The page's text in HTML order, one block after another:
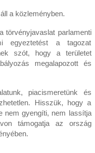
a közleményben.
törvényjavaslat parlamenti
egyeztetést a tagozat
szót, hogy a területet
megalapozott és
piacismeretünk és
Hisszük, hogy a
nem gyengíti, nem lassítja
támogatja az ország